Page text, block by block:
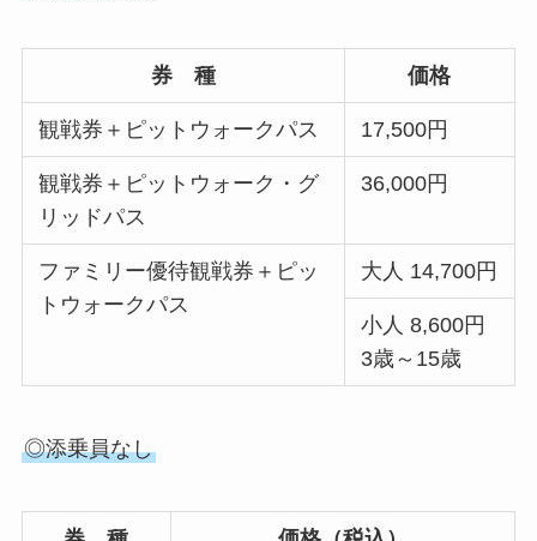
券 種 価格
観戦券＋ピットウォークパス 17,500円
観戦券＋ピットウォーク・グ
リッドパス
36,000円
ファミリー優待観戦券＋ピッ
トウォークパス
大人 14,700円
小人 8,600円
3歳～15歳
◎添乗員なし